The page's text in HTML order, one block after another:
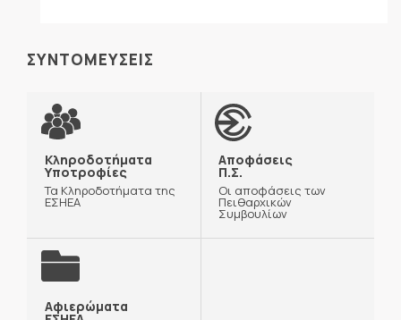
ΣΥΝΤΟΜΕΥΣΕΙΣ
Κληροδοτήματα
Υποτροφίες
Τα Κληροδοτήματα της
ΕΣΗΕΑ
Αποφάσεις
Π.Σ.
Οι αποφάσεις των
Πειθαρχικών
Συμβουλίων
Αφιερώματα